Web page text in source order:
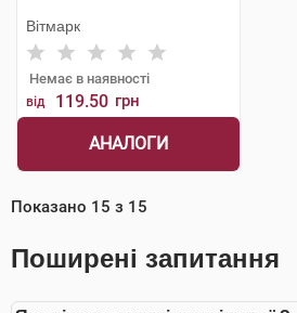
Вітмарк
Немає в наявності
від 119.50 грн
АНАЛОГИ
Показано 15 з 15
Поширені запитання